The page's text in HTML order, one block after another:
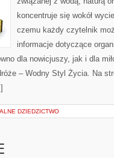
koncentruje się wokół
czemu każdy czytelnik
informacje dotyczące
dla nowicjuszy, jak i dla
– Wodny Styl Życia. Na
DZIEDZICTWO